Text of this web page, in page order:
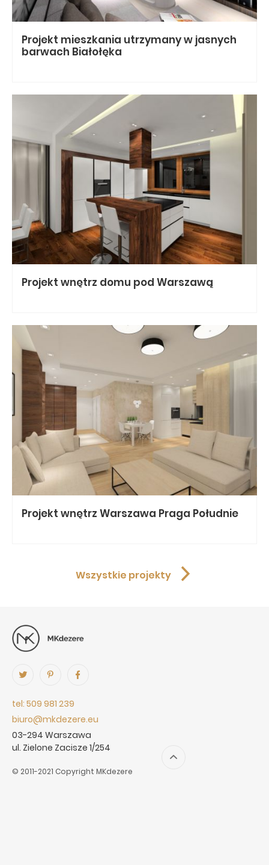
Projekt mieszkania utrzymany w jasnych
barwach Białołęka
Projekt wnętrz domu pod Warszawą
Projekt wnętrz Warszawa Praga Południe
Wszystkie projekty
tel: 509 981 239
biuro@mkdezere.eu
03-294 Warszawa
ul. Zielone Zacisze 1/254
© 2011-2021 Copyright MKdezere